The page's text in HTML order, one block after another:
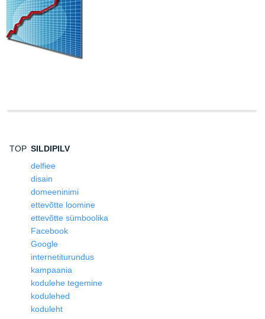
TOP SILDIPILV
delfiee
disain
domeeninimi
ettevõtte loomine
ettevõtte sümboolika
Facebook
Google
internetiturundus
kampaania
kodulehe tegemine
kodulehed
koduleht